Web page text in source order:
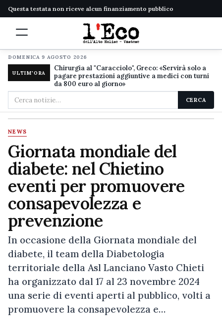
Questa testata non riceve alcun finanziamento pubblico
DOMENICA 9 AGOSTO 2026
ULTIM'ORA
Chirurgia al "Caracciolo", Greco: «Servirà solo a
pagare prestazioni aggiuntive a medici con turni
da 800 euro al giorno»
Cerca
nel
sito
CERCA
NEWS
Giornata mondiale del
diabete: nel Chietino
eventi per promuovere
consapevolezza e
prevenzione
In occasione della Giornata mondiale del
diabete, il team della Diabetologia
territoriale della Asl Lanciano Vasto Chieti
ha organizzato dal 17 al 23 novembre 2024
una serie di eventi aperti al pubblico, volti a
promuovere la consapevolezza e…